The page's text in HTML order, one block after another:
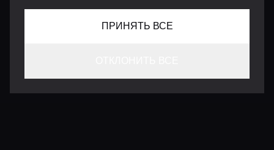
ПРИНЯТЬ ВСЕ